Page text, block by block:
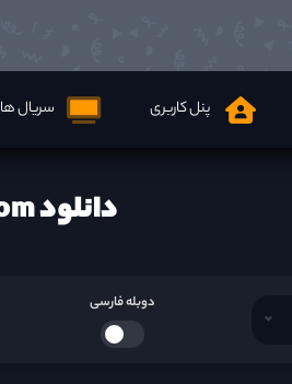
پنل کاربری سریال ها
دانلود Queendom ها
دوبله فارسی